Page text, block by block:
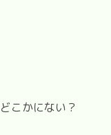
こかにない？